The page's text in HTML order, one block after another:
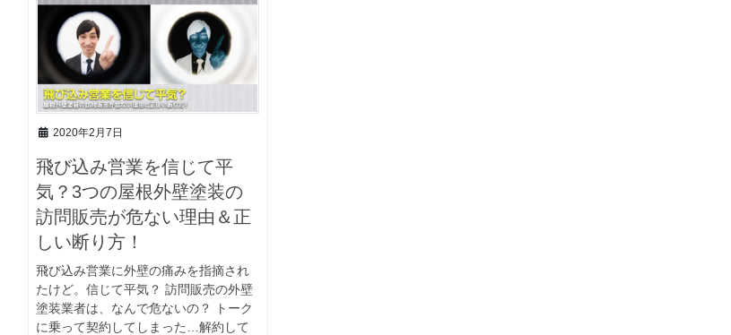
2020年2月7日
飛び込み営業を信じて平
気？3つの屋根外壁塗装の
訪問販売が危ない理由＆正
しい断り方！
飛び込み営業に外壁の痛みを指摘され
たけど。信じて平気？ 訪問販売の外壁
塗装業者は、なんで危ないの？ トーク
に乗って契約してしまった…解約して